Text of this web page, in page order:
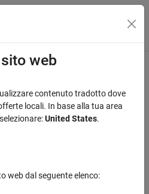
di navigazione
con la traduzione automatica. Fai
per ottimizzazione non vincolata
con limiti
web
contenuto tradotto dove
locali. In base alla tua area
United States.
web dal seguente elenco: